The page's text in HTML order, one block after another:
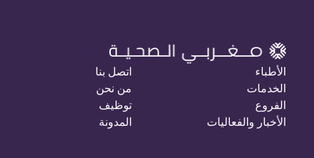
الأطباء
الخدمات
الفروع
الأخبار والفعاليات
اتصل بنا
من نحن
توظيف
المدونة